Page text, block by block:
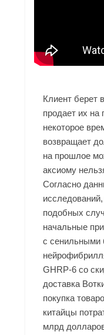
Клиент берет
продает их
некоторое
возвращает
на прошлое
аксиому
Согласно
подобных
начальные
с сенильными
GHRP-6 со
доставка
покупка
китайцы
млрд